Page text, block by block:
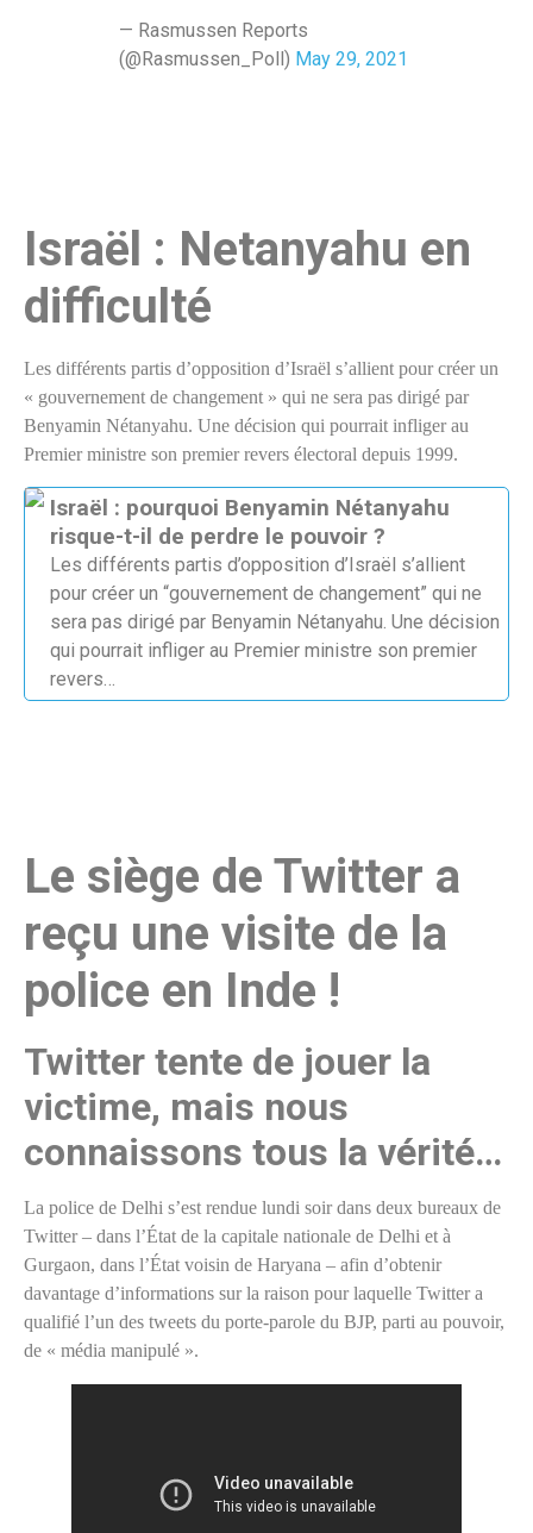
— Rasmussen Reports
(@Rasmussen_Poll) May 29, 2021
Israël : Netanyahu en
difficulté
Les différents partis d’opposition d’Israël s’allient pour créer un
« gouvernement de changement » qui ne sera pas dirigé par
Benyamin Nétanyahu. Une décision qui pourrait infliger au
Premier ministre son premier revers électoral depuis 1999.
Israël : pourquoi Benyamin Nétanyahu
risque-t-il de perdre le pouvoir ?
Les différents partis d’opposition d’Israël s’allient
pour créer un “gouvernement de changement” qui ne
sera pas dirigé par Benyamin Nétanyahu. Une décision
qui pourrait infliger au Premier ministre son premier
revers…
Le siège de Twitter a
reçu une visite de la
police en Inde !
Twitter tente de jouer la
victime, mais nous
connaissons tous la vérité…
La police de Delhi s’est rendue lundi soir dans deux bureaux de
Twitter – dans l’État de la capitale nationale de Delhi et à
Gurgaon, dans l’État voisin de Haryana – afin d’obtenir
davantage d’informations sur la raison pour laquelle Twitter a
qualifié l’un des tweets du porte-parole du BJP, parti au pouvoir,
de « média manipulé ».